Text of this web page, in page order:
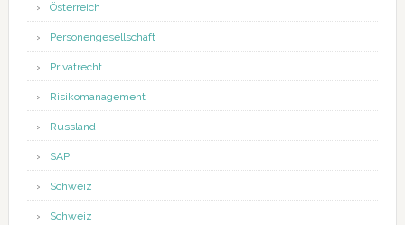
Österreich
Personengesellschaft
Privatrecht
Risikomanagement
Russland
SAP
Schweiz
Schweiz